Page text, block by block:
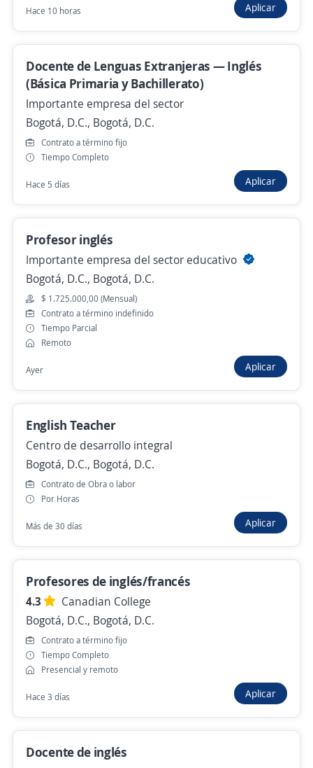
Docente de inglés por horas Metropolis
Bogotá
4,4
Academia de Idioma Smart
Bogotá, D.C., Bogotá, D.C.
Hace 12 horas
Docente de inglés por horas / Las americas
Bogotá
Bogotá, D.C., Bogotá, D.C.
Hace 12 horas
Docente de bebidas, Coctelería, Barismo y
Enología
4,5
POLITECNICO INTERNACIONAL
INSTITUCION DE EDUCACION SUPERIOR
Hace 12 horas
Docente Educación Religiosa
4,7
Fe y Alegria de Colombia D.Nacional
Bogotá, D.C., Bogotá, D.C.
$ 3.230.000,00 (Mensual)
Hace 12 horas
Docente Matemáticas
4,7
Fe y Alegria de Colombia D.Nacional
Bogotá, D.C., Bogotá, D.C.
$ 3.229.152,00 (Mensual)
Anterior
Hace 10 horas Aplicar
Docente de Lenguas Extranjeras — Inglés
(Básica Primaria y Bachillerato)
Importante empresa del sector
Bogotá, D.C., Bogotá, D.C.
Contrato a término fijo
Tiempo Completo
Hace 5 días Aplicar
Profesor inglés
Importante empresa del sector educativo
Bogotá, D.C., Bogotá, D.C.
$ 1.725.000,00 (Mensual)
Contrato a término indefinido
Tiempo Parcial
Remoto
Ayer Aplicar
English Teacher
Centro de desarrollo integral
Bogotá, D.C., Bogotá, D.C.
Contrato de Obra o labor
Por Horas
Más de 30 días Aplicar
Profesores de inglés/francés
4.3
Canadian College
Bogotá, D.C., Bogotá, D.C.
Contrato a término fijo
Tiempo Completo
Presencial y remoto
Hace 3 días Aplicar
Docente de inglés